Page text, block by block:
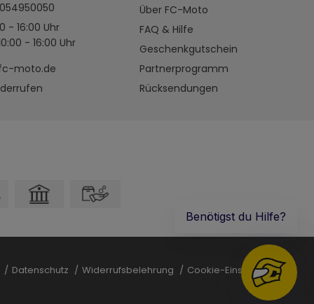
- 16:00 Uhr
- 16:00 Uhr
moto.de
Über FC-Moto
FAQ & Hilfe
Geschenkgutschein
Partnerprogramm
Rücksendungen
Datenschutz Widerrufsbelehrung Cookie-Einstellungen